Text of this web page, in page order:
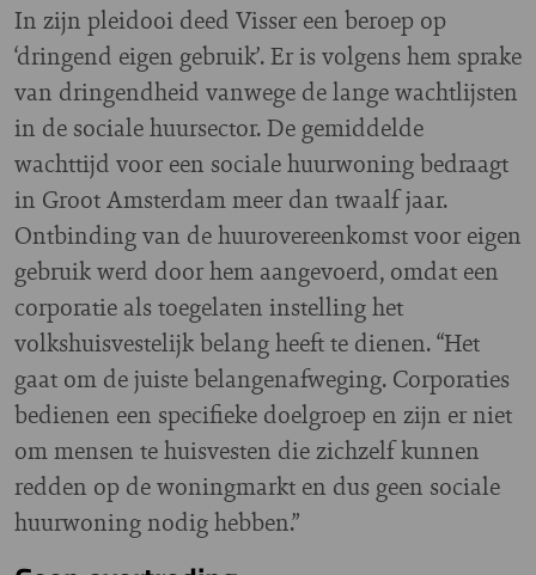
In zijn pleidooi deed Visser een beroep op
‘dringend eigen gebruik’. Er is volgens hem sprake
van dringendheid vanwege de lange wachtlijsten
in de sociale huursector. De gemiddelde
wachttijd voor een sociale huurwoning bedraagt
in Groot Amsterdam meer dan twaalf jaar.
Ontbinding van de huurovereenkomst voor eigen
gebruik werd door hem aangevoerd, omdat een
corporatie als toegelaten instelling het
volkshuisvestelijk belang heeft te dienen. “Het
gaat om de juiste belangenafweging. Corporaties
bedienen een specifieke doelgroep en zijn er niet
om mensen te huisvesten die zichzelf kunnen
redden op de woningmarkt en dus geen sociale
huurwoning nodig hebben.”